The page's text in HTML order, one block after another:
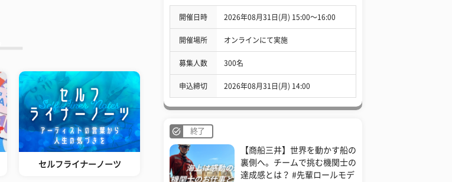
セルフライナーノーツ
開催日時 2026年08月31日(月) 15:00〜16:00
開催場所 オンラインにて実施
募集人数 300名
申込締切 2026年08月31日(月) 14:00
終了
【商船三井】世界を動かす船の
裏側へ。チームで挑む機関士の
達成感とは？ #先輩ロールモデ